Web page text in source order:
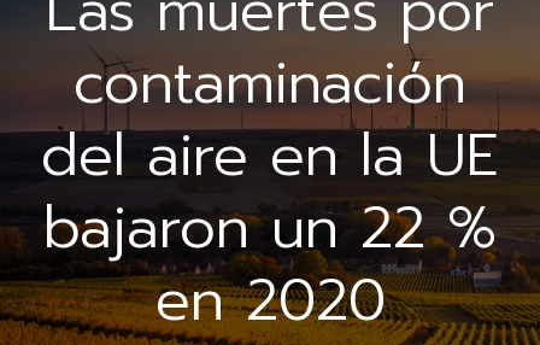
contaminación
del aire en la UE
bajaron un 22 %
en 2020